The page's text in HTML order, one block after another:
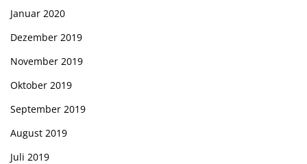
Januar 2020
Dezember 2019
November 2019
Oktober 2019
September 2019
August 2019
Juli 2019